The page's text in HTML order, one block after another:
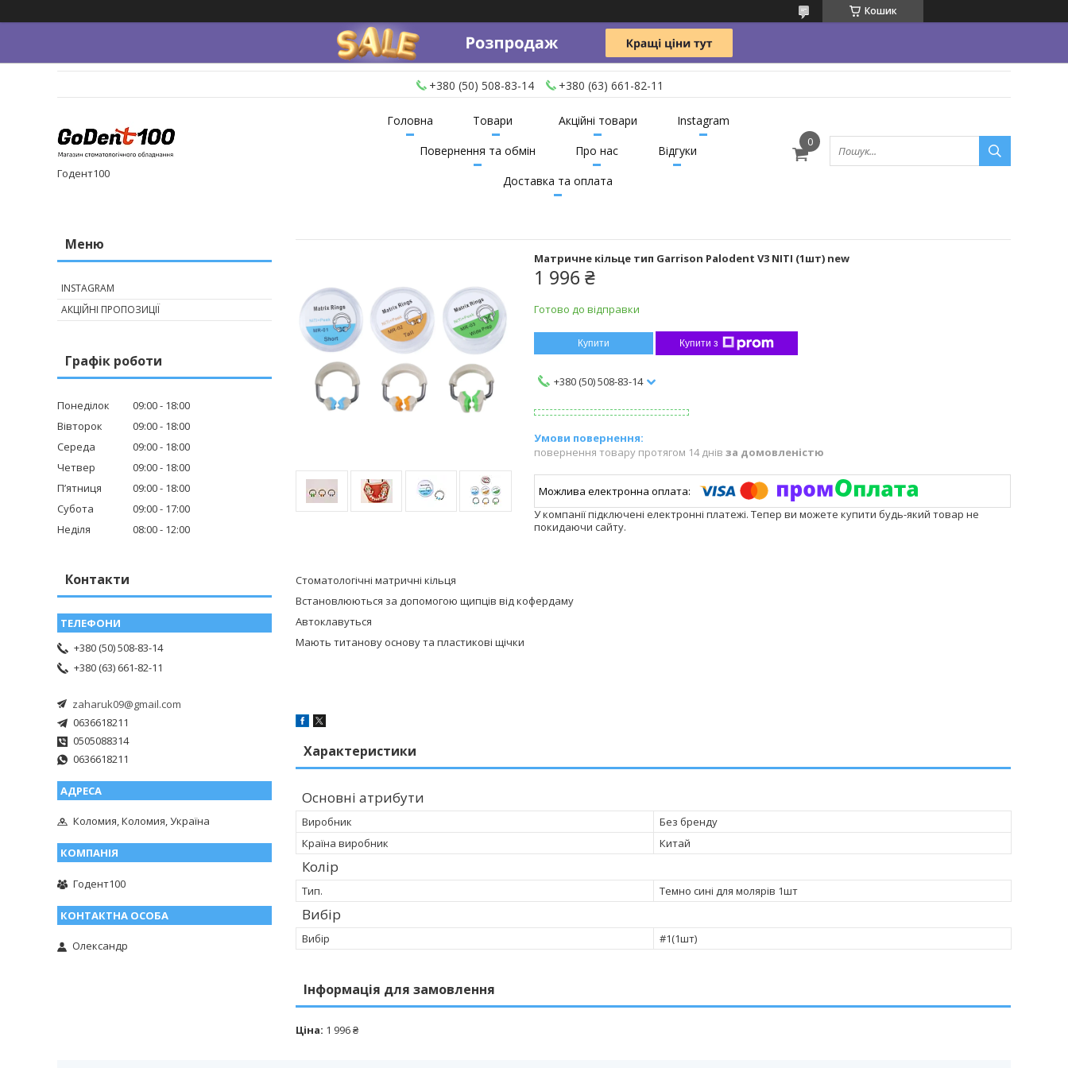
Кошик
+380 (50) 508-83-14 +380 (63) 661-82-11
Годент100
Головна Товари Акційні товари
Instagram
Повернення та обмін
Про нас
Відгуки
Доставка та оплата
Матричне кільце тип Garrison Palodent V3 NITI (1шт) new
1 996 ₴
Готово до відправки
Купити Купити з
+380 (50) 508-83-14
повернення товару протягом 14 днів за домовленістю
У компанії підключені електронні платежі. Тепер ви можете купити будь-який товар не
покидаючи сайту.
Стоматологічні матричні кільця
Встановлюються за допомогою щипців від кофердаму
Автоклавуться
Мають титанову основу та пластикові щічки
Характеристики
Основні атрибути
Виробник
Без бренду
Країна виробник
Китай
Колір
Тип. Темно сині для молярів 1шт
Вибір
Вибір #1(1шт)
Інформація для замовлення
Ціна: 1 996 ₴
INSTAGRAM
АКЦІЙНІ ПРОПОЗИЦІЇ
Графік роботи
Понеділок 09:00
18:00
Вівторок
09:00
18:00
Середа
09:00
18:00
Четвер
09:00
18:00
Пʼятниця
09:00
18:00
Субота
09:00
17:00
Неділя
08:00 12:00
Контакти
+380 (50) 508-83-14
+380 (63) 661-82-11
zaharuk09@gmail.com
0636618211
0505088314
0636618211
Коломия, Коломия, Україна
Годент100
Олександр